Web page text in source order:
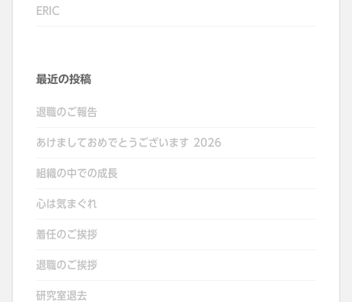
ERIC
最近の投稿
退職のご報告
あけましておめでとうございます 2026
組織の中での成長
心は気まぐれ
着任のご挨拶
退職のご挨拶
研究室退去